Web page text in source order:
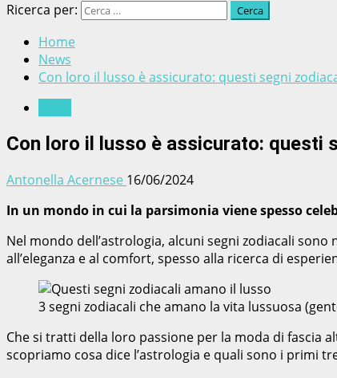
Ricerca per:
Home
News
Con loro il lusso è assicurato: questi segni
Con loro il lusso è assicurato: questi
Antonella Acernese 16/06/2024
In un mondo in cui la parsimonia viene spesso
Nel mondo dell’astrologia, alcuni segni zodiacali
all’eleganza e al comfort, spesso alla ricerca di
3 segni zodiacali che amano la vita lussuosa
Che si tratti della loro passione per la moda di fascia
scopriamo cosa dice l’astrologia e quali sono i primi